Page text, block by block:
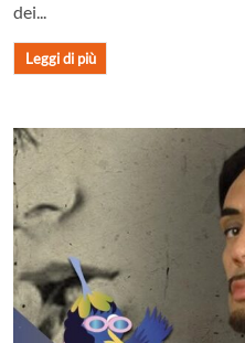
dei...
Leggi di più